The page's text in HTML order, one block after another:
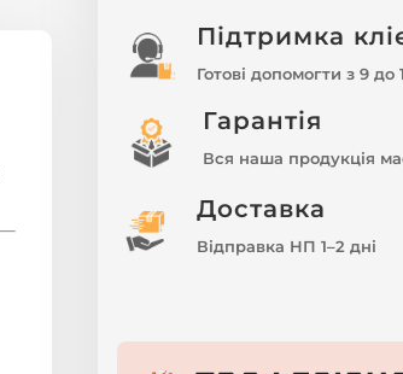
Підтримка
Готові допомогти з 9 до
Гарантія
Вся наша продукція
Доставка
Відправка НП 1–2 дні